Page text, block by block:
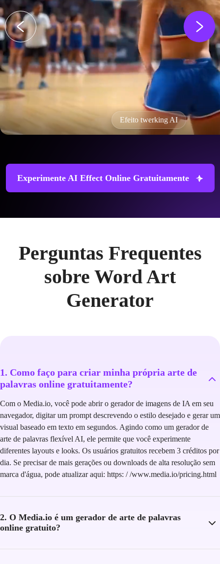
Efeito twerking AI
Experimente AI Effect Online Gratuitamente
Perguntas Frequentes
sobre Word Art
Generator
1. Como faço para criar minha própria arte de
palavras online gratuitamente?
Com o Media.io, você pode abrir o gerador de imagens de IA em seu
navegador, digitar um prompt descrevendo o estilo desejado e gerar um
visual baseado em texto em segundos. Agindo como um gerador de
arte de palavras flexível AI, ele permite que você experimente
diferentes layouts e looks. Os usuários gratuitos recebem 3 créditos por
dia. Se precisar de mais gerações ou downloads de alta resolução sem
marca d'água, pode atualizar aqui: https: / /www.media.io/pricing.html
2. O Media.io é um gerador de arte de palavras
online gratuito?